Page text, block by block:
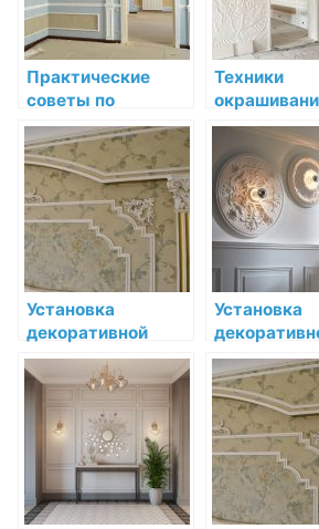
Практические
советы по
установке и уходу
за лепниной
Техники
лепнины
установки
Установка
декоративной
лепнины в ванной
комнате: шаг за
шагом
Установка
лепнины в
модерн